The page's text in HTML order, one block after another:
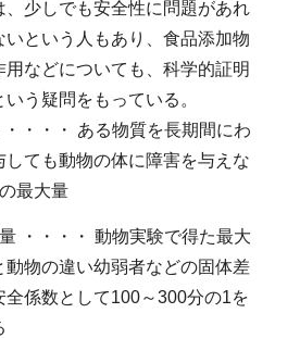
少しでも安全性に問題があれ
いという人もあり、食品添加物
などについても、科学的証明
う疑問をもっている。
・・・ ある物質を長期間にわ
しても動物の体に障害を与えな
最大量
・・・・ 動物実験で得た最大
物の違い幼弱者などの固体差
全係数として100～300分の1を